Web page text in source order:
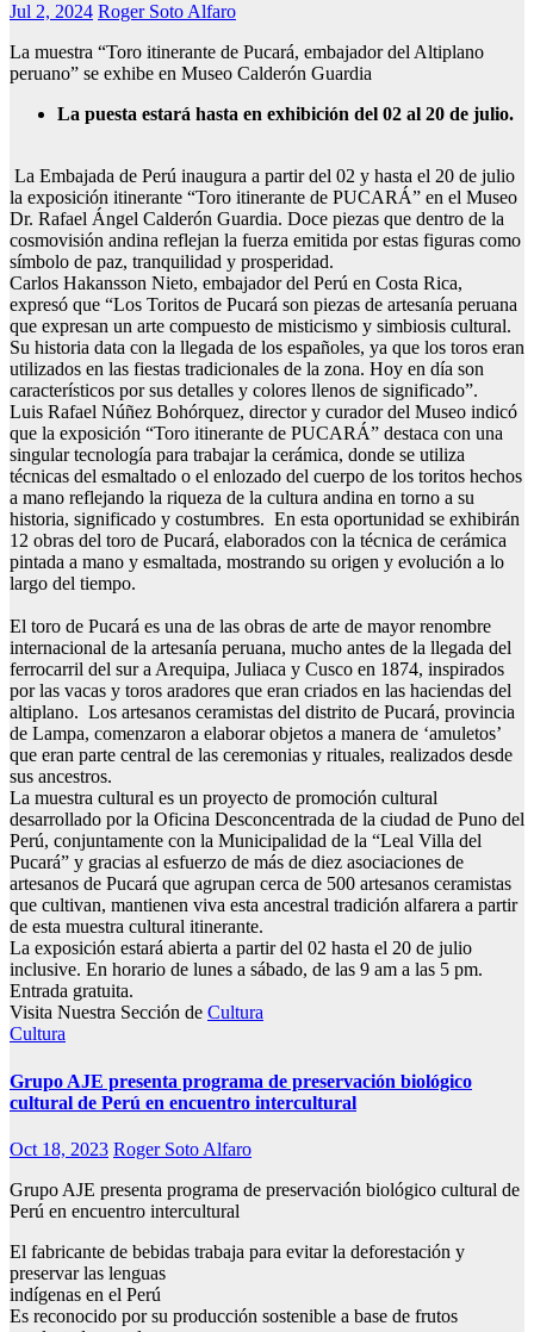
Jul 2, 2024 Roger Soto Alfaro
La muestra “Toro itinerante de Pucará, embajador del Altiplano
peruano” se exhibe en Museo Calderón Guardia
La puesta estará hasta en exhibición del 02 al 20 de julio.
La Embajada de Perú inaugura a partir del 02 y hasta el 20 de julio
la exposición itinerante “Toro itinerante de PUCARÁ” en el Museo
Dr. Rafael Ángel Calderón Guardia. Doce piezas que dentro de la
cosmovisión andina reflejan la fuerza emitida por estas figuras como
símbolo de paz, tranquilidad y prosperidad.
Carlos Hakansson Nieto, embajador del Perú en Costa Rica,
expresó que “Los Toritos de Pucará son piezas de artesanía peruana
que expresan un arte compuesto de misticismo y simbiosis cultural.
Su historia data con la llegada de los españoles, ya que los toros eran
utilizados en las fiestas tradicionales de la zona. Hoy en día son
característicos por sus detalles y colores llenos de significado”.
Luis Rafael Núñez Bohórquez, director y curador del Museo indicó
que la exposición “Toro itinerante de PUCARÁ” destaca con una
singular tecnología para trabajar la cerámica, donde se utiliza
técnicas del esmaltado o el enlozado del cuerpo de los toritos hechos
a mano reflejando la riqueza de la cultura andina en torno a su
historia, significado y costumbres. En esta oportunidad se exhibirán
12 obras del toro de Pucará, elaborados con la técnica de cerámica
pintada a mano y esmaltada, mostrando su origen y evolución a lo
largo del tiempo.
El toro de Pucará es una de las obras de arte de mayor renombre
internacional de la artesanía peruana, mucho antes de la llegada del
ferrocarril del sur a Arequipa, Juliaca y Cusco en 1874, inspirados
por las vacas y toros aradores que eran criados en las haciendas del
altiplano. Los artesanos ceramistas del distrito de Pucará, provincia
de Lampa, comenzaron a elaborar objetos a manera de ‘amuletos’
que eran parte central de las ceremonias y rituales, realizados desde
sus ancestros.
La muestra cultural es un proyecto de promoción cultural
desarrollado por la Oficina Desconcentrada de la ciudad de Puno del
Perú, conjuntamente con la Municipalidad de la “Leal Villa del
Pucará” y gracias al esfuerzo de más de diez asociaciones de
artesanos de Pucará que agrupan cerca de 500 artesanos ceramistas
que cultivan, mantienen viva esta ancestral tradición alfarera a partir
de esta muestra cultural itinerante.
La exposición estará abierta a partir del 02 hasta el 20 de julio
inclusive. En horario de lunes a sábado, de las 9 am a las 5 pm.
Entrada gratuita.
Visita Nuestra Sección de Cultura
Cultura
Grupo AJE presenta programa de preservación biológico
cultural de Perú en encuentro intercultural
Oct 18, 2023 Roger Soto Alfaro
Grupo AJE presenta programa de preservación biológico cultural de
Perú en encuentro intercultural
El fabricante de bebidas trabaja para evitar la deforestación y
preservar las lenguas
indígenas en el Perú
Es reconocido por su producción sostenible a base de frutos